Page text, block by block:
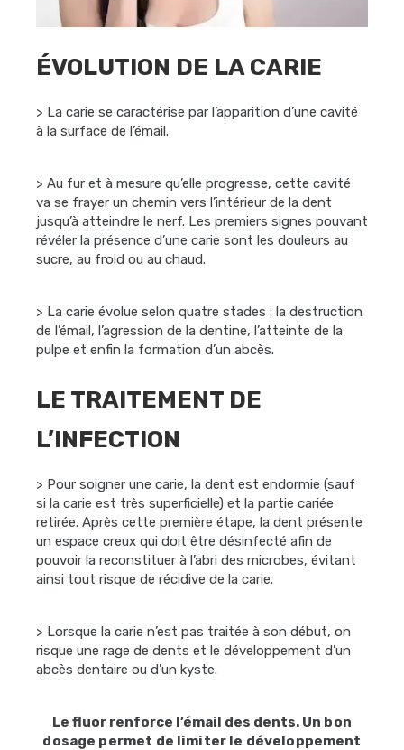
ÉVOLUTION DE LA CARIE
> La carie se caractérise par l’apparition d’une cavité
à la surface de l’émail.
> Au fur et à mesure qu’elle progresse, cette cavité
va se frayer un chemin vers l’intérieur de la dent
jusqu’à atteindre le nerf. Les premiers signes pouvant
révéler la présence d’une carie sont les douleurs au
sucre, au froid ou au chaud.
> La carie évolue selon quatre stades : la destruction
de l’émail, l’agression de la dentine, l’atteinte de la
pulpe et enfin la formation d’un abcès.
LE TRAITEMENT DE
L’INFECTION
> Pour soigner une carie, la dent est endormie (sauf
si la carie est très superficielle) et la partie cariée
retirée. Après cette première étape, la dent présente
un espace creux qui doit être désinfecté afin de
pouvoir la reconstituer à l’abri des microbes, évitant
ainsi tout risque de récidive de la carie.
> Lorsque la carie n’est pas traitée à son début, on
risque une rage de dents et le développement d’un
abcès dentaire ou d’un kyste.
Le fluor renforce l’émail des dents. Un bon
dosage permet de limiter le développement